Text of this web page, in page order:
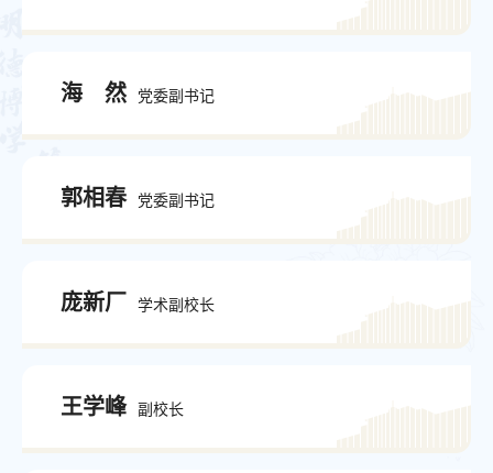
海 然 党委副书记
郭相春 党委副书记
庞新厂 学术副校长
王学峰 副校长